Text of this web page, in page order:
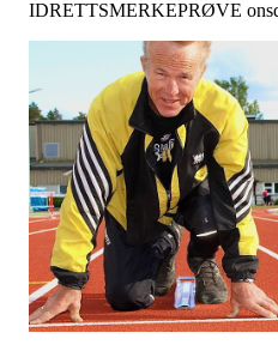
IDRETTSMERKEPRØVE